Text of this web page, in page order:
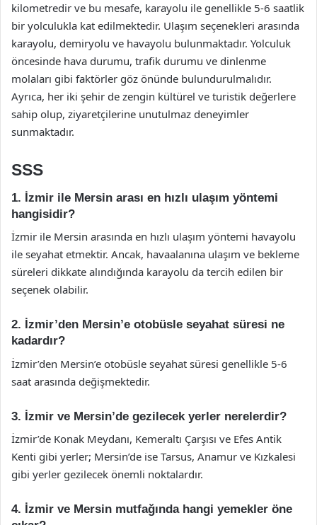
kilometredir ve bu mesafe, karayolu ile genellikle 5-6 saatlik
bir yolculukla kat edilmektedir. Ulaşım seçenekleri arasında
karayolu, demiryolu ve havayolu bulunmaktadır. Yolculuk
öncesinde hava durumu, trafik durumu ve dinlenme
molaları gibi faktörler göz önünde bulundurulmalıdır.
Ayrıca, her iki şehir de zengin kültürel ve turistik değerlere
sahip olup, ziyaretçilerine unutulmaz deneyimler
sunmaktadır.
SSS
1. İzmir ile Mersin arası en hızlı ulaşım yöntemi
hangisidir?
İzmir ile Mersin arasında en hızlı ulaşım yöntemi havayolu
ile seyahat etmektir. Ancak, havaalanına ulaşım ve bekleme
süreleri dikkate alındığında karayolu da tercih edilen bir
seçenek olabilir.
2. İzmir’den Mersin’e otobüsle seyahat süresi ne
kadardır?
İzmir’den Mersin’e otobüsle seyahat süresi genellikle 5-6
saat arasında değişmektedir.
3. İzmir ve Mersin’de gezilecek yerler nerelerdir?
İzmir’de Konak Meydanı, Kemeraltı Çarşısı ve Efes Antik
Kenti gibi yerler; Mersin’de ise Tarsus, Anamur ve Kızkalesi
gibi yerler gezilecek önemli noktalardır.
4. İzmir ve Mersin mutfağında hangi yemekler öne